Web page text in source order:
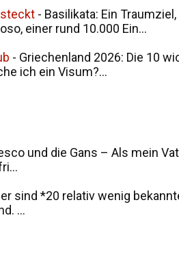
- Basilikata: Ein
einer rund 10.000 Ein...
- Griechenland 2026: Die 10
ich ein Visum?...
und die Gans – Als mein
sind *20 relativ wenig
...